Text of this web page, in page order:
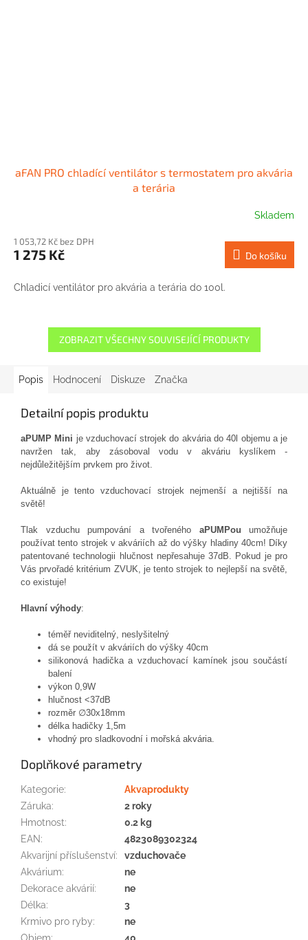
aFAN PRO chladící ventilátor s termostatem pro akvária
a terária
Skladem
1 053,72 Kč bez DPH
1 275 Kč Do košíku
Chladicí ventilátor pro akvária a terária do 100l.
ZOBRAZIT VŠECHNY SOUVISEJÍCÍ PRODUKTY
Popis Hodnocení Diskuze Značka
Detailní popis produktu
aPUMP Mini je vzduchovací strojek do akvária do 40l objemu a je
navržen
tak, aby zásoboval vodu v akváriu kyslíkem
-
nejdůležitějším prvkem pro život.
Aktuálně je tento vzduchovací strojek nejmenší a nejtišší
na
světě!
Tlak vzduchu pumpování a tvořeného aPUMPou
umožňuje
používat tento strojek v akváriích až do výšky hladiny 40cm! Díky
patentované technologii hlučnost nepřesahuje 37dB Pokud je pro
Vás prvořadé kritérium ZVUK je tento strojek to nejlepší na světě
co existuje!
Hlavní výhody:
téměř neviditelný neslyšitelný
dá se použít v akváriích do výšky 40cm
silikonová hadička a vzduchovací kamínek jsou součástí
balení
výkon 0,9W
hlučnost <37dB
rozměr ∅30x18mm
délka hadičky 1,5m
vhodný pro sladkovodní i mořská akvária
Doplňkové parametry
Kategorie:
Akvaprodukty
Záruka:
2 roky
Hmotnost:
0.2 kg
EAN:
4823089302324
Akvarijní příslušenství:
vzduchovače
Akvárium:
ne
Dekorace akvárií:
ne
Délka:
3
Krmivo pro ryby:
ne
Objem:
40